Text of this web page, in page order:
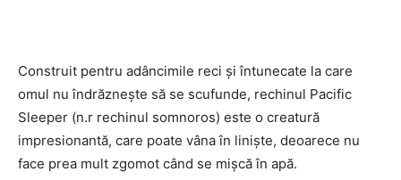
Construit pentru adâncimile reci și întunecate la care
omul nu îndrăznește să se scufunde, rechinul Pacific
Sleeper (n.r rechinul somnoros) este o creatură
impresionantă, care poate vâna în liniște, deoarece nu
face prea mult zgomot când se mișcă în apă.